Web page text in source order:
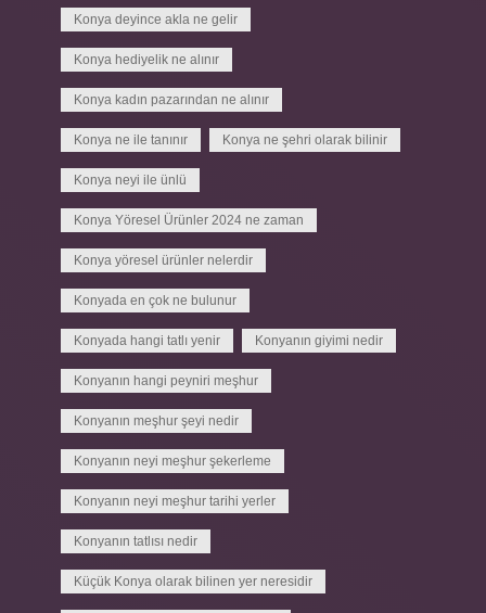
Konya deyince akla ne gelir
Konya hediyelik ne alınır
Konya kadın pazarından ne alınır
Konya ne ile tanınır Konya ne şehri olarak bilinir
Konya neyi ile ünlü
Konya Yöresel Ürünler 2024 ne zaman
Konya yöresel ürünler nelerdir
Konyada en çok ne bulunur
Konyada hangi tatlı yenir Konyanın giyimi nedir
Konyanın hangi peyniri meşhur
Konyanın meşhur şeyi nedir
Konyanın neyi meşhur şekerleme
Konyanın neyi meşhur tarihi yerler
Konyanın tatlısı nedir
Küçük Konya olarak bilinen yer neresidir